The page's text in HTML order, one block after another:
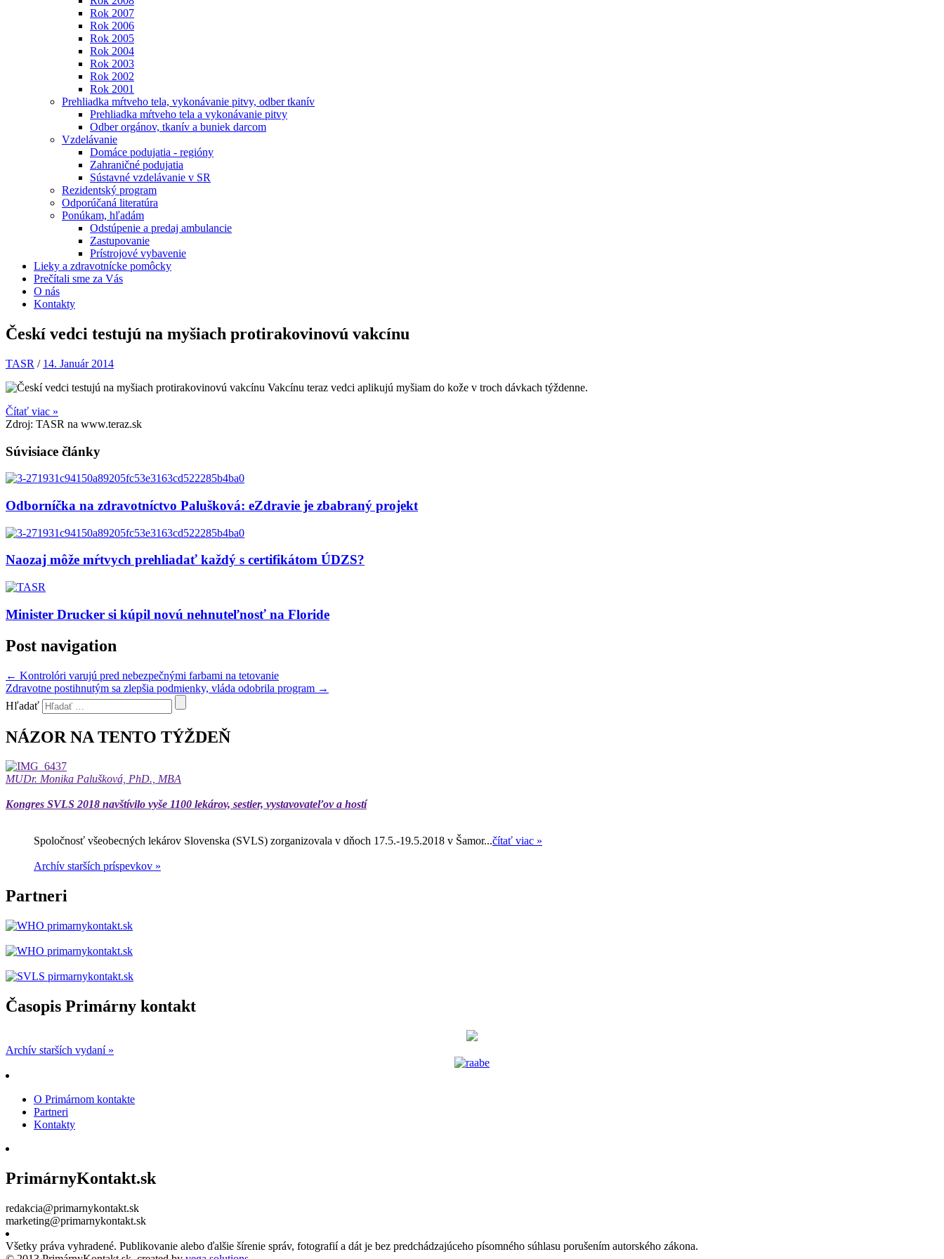
Rok 2007
Rok 2006
Rok 2005
Rok 2004
Rok 2003
Rok 2002
Rok 2001
Prehliadka mŕtveho tela, vykonávanie pitvy, odber tkanív
Prehliadka mŕtveho tela a vykonávanie pitvy
Odber orgánov, tkanív a buniek darcom
Vzdelávanie
Domáce podujatia - regióny
Zahraničné podujatia
Sústavné vzdelávanie v SR
Rezidentský program
Odporúčaná literatúra
Ponúkam, hľadám
Odstúpenie a predaj ambulancie
Zastupovanie
Prístrojové vybavenie
Lieky a zdravotnícke pomôcky
Prečítali sme za Vás
O nás
Kontakty
Českí vedci testujú na myšiach protirakovinovú vakcínu
TASR / 14. Január 2014
Vakcínu teraz vedci aplikujú myšiam do kože v troch dávkach týždenne.
Čítať viac »
Zdroj: TASR na www.teraz.sk
Súvisiace články
Odborníčka na zdravotníctvo Palušková: eZdravie je zbabraný projekt
Naozaj môže mŕtvych prehliadať každý s certifikátom ÚDZS?
Minister Drucker si kúpil novú nehnuteľnosť na Floride
Post navigation
← Kontrolóri varujú pred nebezpečnými farbami na tetovanie
Zdravotne postihnutým sa zlepšia podmienky, vláda odobrila program →
Hľadať
NÁZOR NA TENTO TÝŽDEŇ
MUDr. Monika Palušková, PhD., MBA
Kongres SVLS 2018 navštívilo vyše 1100 lekárov, sestier, vystavovateľov a hostí
Spoločnosť všeobecných lekárov Slovenska (SVLS) zorganizovala v dňoch 17.5.-19.5.2018 v Šamor...čítať viac »
Archív starších príspevkov »
Partneri
Časopis Primárny kontakt
Archív starších vydaní »
O Primárnom kontakte
Partneri
Kontakty
PrimárnyKontakt.sk
redakcia@primarnykontakt.sk
marketing@primarnykontakt.sk
Všetky práva vyhradené. Publikovanie alebo ďalšie šírenie správ, fotografií a dát je bez predchádzajúceho písomného súhlasu porušením autorského zákona.